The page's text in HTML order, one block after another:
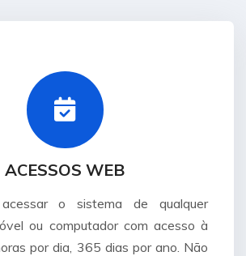
ACESSOS WEB
o sistema de qualquer
ou computador com acesso à
por dia, 365 dias por ano. Não